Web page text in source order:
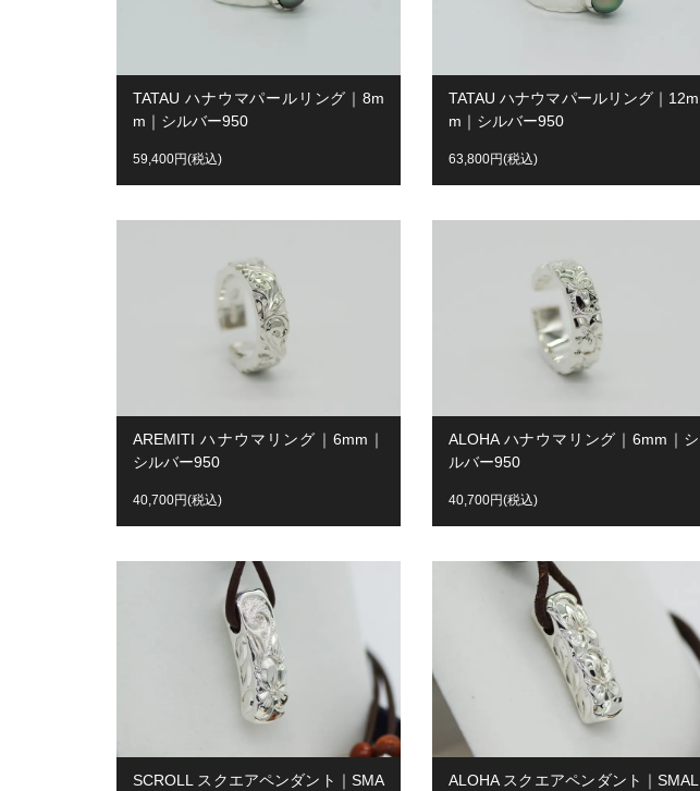
TATAU ハナウマパールリング｜8m
m｜シルバー950
59,400円(税込)
TATAU ハナウマパールリング｜12m
m｜シルバー950
63,800円(税込)
AREMITI ハナウマリング｜6mm｜
シルバー950
40,700円(税込)
ALOHA ハナウマリング｜6mm｜シ
ルバー950
40,700円(税込)
SCROLL スクエアペンダント｜SMA
ALOHA スクエアペンダント｜SMAL